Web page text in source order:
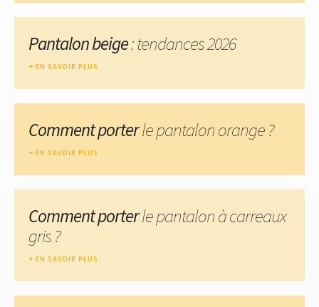
Pantalon beige: tendances 2026
EN SAVOIR PLUS
Comment porterle pantalon orange ?
EN SAVOIR PLUS
Comment porterle pantalon à carreaux
gris ?
EN SAVOIR PLUS